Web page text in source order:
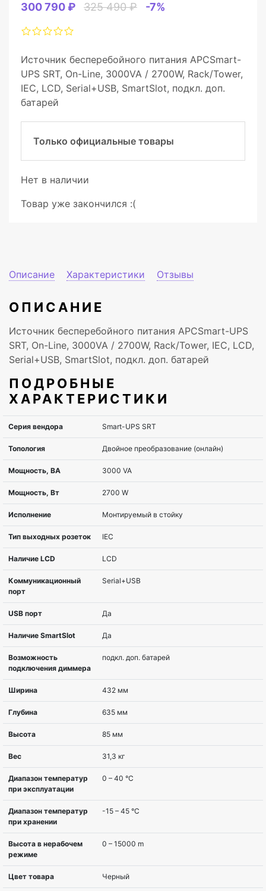
300 790 ₽ 325 490 ₽ -7%
Источник бесперебойного питания APCSmart-
UPS SRT, On-Line, 3000VA / 2700W, Rack/Tower,
IEC, LCD, Serial+USB, SmartSlot, подкл. доп.
батарей
Только официальные товары
Нет в наличии
Товар уже закончился :(
Описание Характеристики Отзывы
ОПИСАНИЕ
Источник бесперебойного питания APCSmart-UPS
SRT, On-Line, 3000VA / 2700W, Rack/Tower, IEC, LCD,
Serial+USB, SmartSlot, подкл. доп. батарей
ПОДРОБНЫЕ
ХАРАКТЕРИСТИКИ
Серия вендора
Топология Двойное преобразование
Мощность, ВА
Мощность, Вт 2700 W
Исполнение Монтируемый в стойку
Тип выходных розеток IEC